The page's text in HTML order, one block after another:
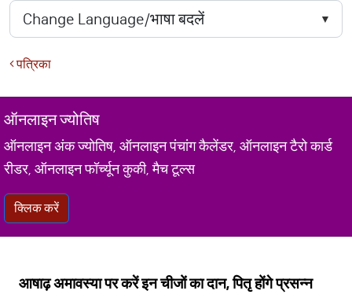
पत्रिका
ऑनलाइन ज्योतिष
ऑनलाइन अंक ज्योतिष, ऑनलाइन पंचांग कैलेंडर, ऑनलाइन टैरो कार्ड
रीडर, ऑनलाइन फॉर्च्यून कुकी, मैच टूल्स
क्लिक करें
आषाढ़ अमावस्या पर करें इन चीजों का दान, पितृ होंगे प्रसन्न